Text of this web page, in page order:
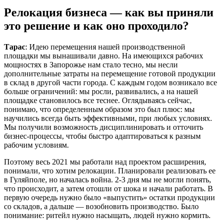
Релокация бизнеса — как вы приняли
это решение и как оно проходило?
Тарас: Идею перемещения нашей производственной
площадки мы вынашивали давно. На имеющихся рабочих
мощностях в Запорожье нам стало тесно, мы несли
дополнительные затраты на перемещение готовой продукции
в склад в другой части города. С каждым годом возникало все
больше ограничений: мы росли, развивались, а на нашей
площадке становилось все теснее. Оглядываясь сейчас,
понимаю, что определенным образом это был плюс: мы
научились всегда быть эффективными, при любых условиях.
Мы получили возможность дисциплинировать и отточить
бизнес-процессы, чтобы быстро адаптироваться к разным
рабочим условиям.
Поэтому весь 2021 мы работали над проектом расширения,
понимали, что хотим релокации. Планировали реализовать ее
в Гуляйполе, но началась война. 2-3 дня мы не могли понять,
что происходит, а затем отошли от шока и начали работать. В
первую очередь нужно было «выпустить» остатки продукции
со складов, а дальше — возобновить производство. Было
понимание: ритейл нужно насыщать, людей нужно кормить.